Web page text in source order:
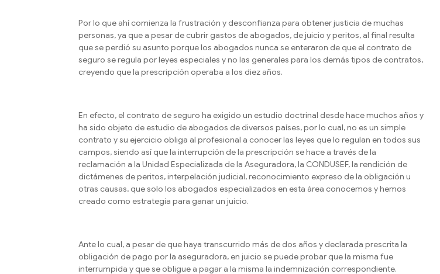
Por lo que ahí comienza la frustración y desconfianza para obtener justicia de muchas
personas, ya que a pesar de cubrir gastos de abogados, de juicio y peritos, al final resulta
que se perdió su asunto porque los abogados nunca se enteraron de que el contrato de
seguro se regula por leyes especiales y no las generales para los demás tipos de contratos,
creyendo que la prescripción operaba a los diez años.
En efecto, el contrato de seguro ha exigido un estudio doctrinal desde hace muchos años y
ha sido objeto de estudio de abogados de diversos países, por lo cual, no es un simple
contrato y su ejercicio obliga al profesional a conocer las leyes que lo regulan en todos sus
campos, siendo así que la interrupción de la prescripción se hace a través de la
reclamación a la Unidad Especializada de la Aseguradora, la CONDUSEF, la rendición de
dictámenes de peritos, interpelación judicial, reconocimiento expreso de la obligación u
otras causas, que solo los abogados especializados en esta área conocemos y hemos
creado como estrategia para ganar un juicio.
Ante lo cual, a pesar de que haya transcurrido más de dos años y declarada prescrita la
obligación de pago por la aseguradora, en juicio se puede probar que la misma fue
interrumpida y que se obligue a pagar a la misma la indemnización correspondiente.